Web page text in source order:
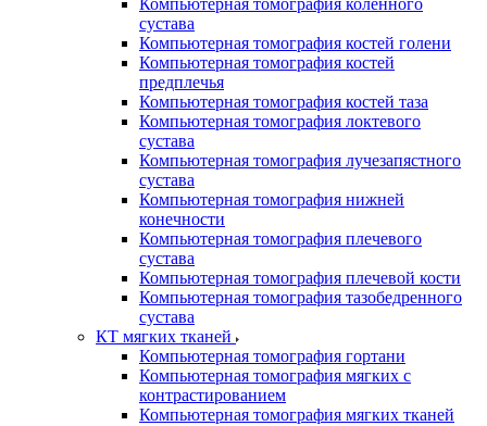
Компьютерная томография коленного
сустава
Компьютерная томография костей голени
Компьютерная томография костей
предплечья
Компьютерная томография костей таза
Компьютерная томография локтевого
сустава
Компьютерная томография лучезапястного
сустава
Компьютерная томография нижней
конечности
Компьютерная томография плечевого
сустава
Компьютерная томография плечевой кости
Компьютерная томография тазобедренного
сустава
КТ мягких тканей
Компьютерная томография гортани
Компьютерная томография мягких с
контрастированием
Компьютерная томография мягких тканей